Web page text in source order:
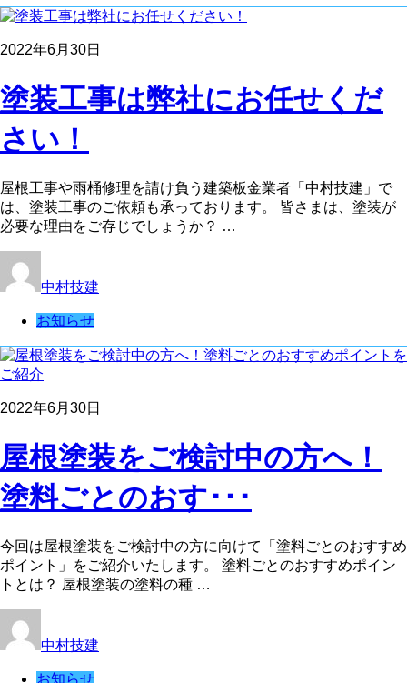
2022年6月30日
塗装工事は弊社にお任せくだ
さい！
屋根工事や雨桶修理を請け負う建築板金業者「中村技建」で
は、塗装工事のご依頼も承っております。 皆さまは、塗装が
必要な理由をご存じでしょうか？ …
中村技建
お知らせ
2022年6月30日
屋根塗装をご検討中の方へ！
塗料ごとのおす･･･
今回は屋根塗装をご検討中の方に向けて「塗料ごとのおすすめ
ポイント」をご紹介いたします。 塗料ごとのおすすめポイン
トとは？ 屋根塗装の塗料の種 …
中村技建
お知らせ